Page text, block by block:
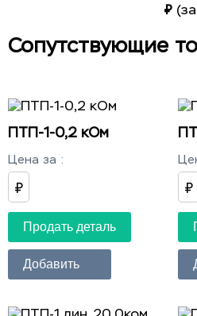
₽ (за
Сопутствующие
ПТП-1-0,2 кОм
Цена за :
₽
Продать деталь
Добавить
₽